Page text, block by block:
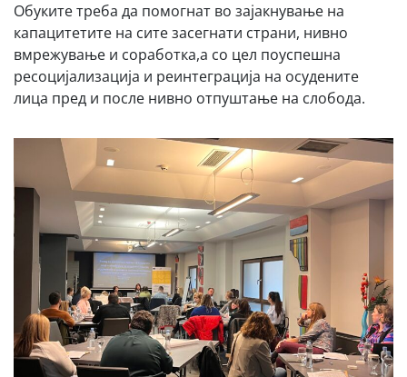
Обуките треба да помогнат во зајакнување на
капацитетите на сите засегнати страни, нивно
вмрежување и соработка,а со цел поуспешна
ресоцијализација и реинтеграција на осудените
лица пред и после нивно отпуштање на слобода.